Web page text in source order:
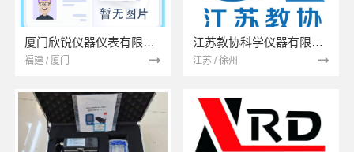
厦门欣锐仪器仪表有限公司
福建 / 厦门
江苏教协科学仪器有限公司
江苏 / 徐州